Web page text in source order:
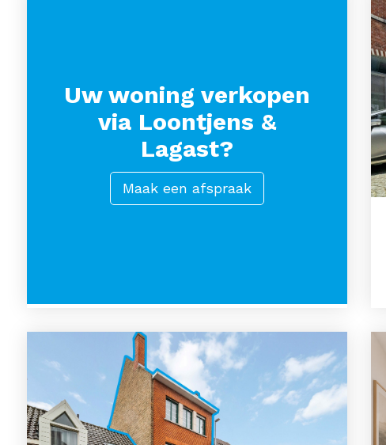
Uw woning verkopen
via Loontjens &
Lagast?
Maak een afspraak